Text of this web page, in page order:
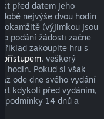
před datem jeho
nejvýše dvou hodin
okamžitě (výjimkou jsou
podání žádosti začne
zakoupíte hru s
přístupem, veškerý
hodin. Pokud si však
ode dne svého vydání
kdykoli před vydáním,
podmínky 14 dnů a